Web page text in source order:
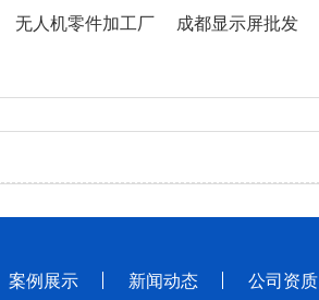
无人机零件加工厂 成都显示屏批发
案例展示 新闻动态 公司资质